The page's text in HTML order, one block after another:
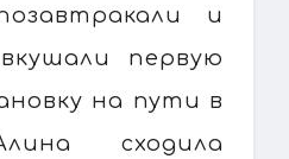
и
первую
на пути в
сходила